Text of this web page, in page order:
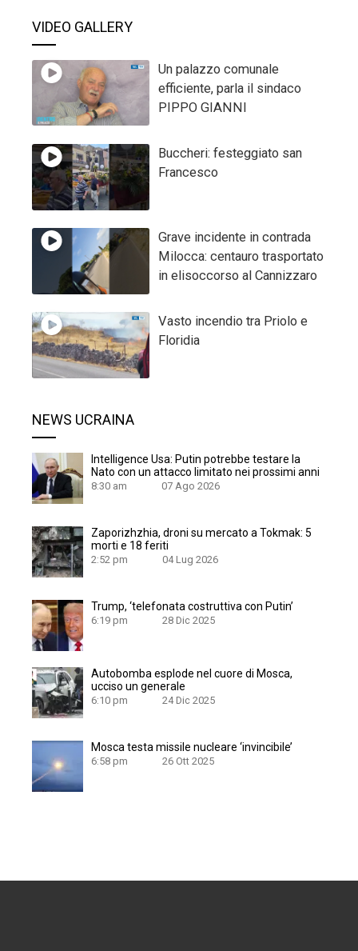
VIDEO GALLERY
Un palazzo comunale
efficiente, parla il sindaco
PIPPO GIANNI
Buccheri: festeggiato san
Francesco
Grave incidente in contrada
Milocca: centauro trasportato
in elisoccorso al Cannizzaro
Vasto incendio tra Priolo e
Floridia
NEWS UCRAINA
Intelligence Usa: Putin potrebbe testare la
Nato con un attacco limitato nei prossimi anni
8:30 am 07 Ago 2026
Zaporizhzhia, droni su mercato a Tokmak: 5
morti e 18 feriti
2:52 pm 04 Lug 2026
Trump, ‘telefonata costruttiva con Putin’
6:19 pm 28 Dic 2025
Autobomba esplode nel cuore di Mosca,
ucciso un generale
6:10 pm 24 Dic 2025
Mosca testa missile nucleare ‘invincibile’
6:58 pm 26 Ott 2025